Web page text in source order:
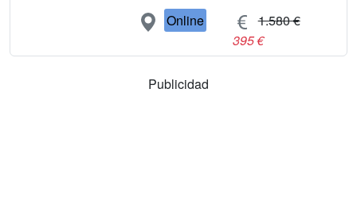
Online
1.580 €
395 €
Publicidad